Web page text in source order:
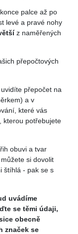
palce až po
levé a pravé nohy
z naměřených
přepočtových
přepočet na
a v
které vás
kterou potřebujete
obuvi a tvar
si dovolit
štíhlá - pak se s
uvádíme
se těmi údaji,
obecně
značek se